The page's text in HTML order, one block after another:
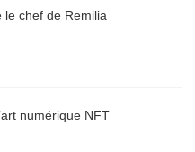
le chef de Remilia
numérique NFT